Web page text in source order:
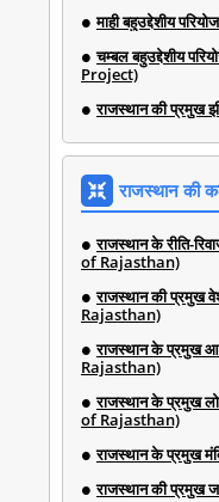
माही बहुउद्देशीय
चम्बल बहुउद्देशीय
Project)
राजस्थान की
राजस्थान की
राजस्थान के रीति-
of Rajasthan)
राजस्थान की प्रमुख
Rajasthan)
राजस्थान के प्रमुख
Rajasthan)
राजस्थान के प्रमुख
of Rajasthan)
राजस्थान के प्रमुख
राजस्थान की